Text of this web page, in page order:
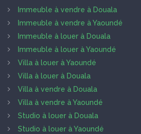
Immeuble à vendre à Douala
Immeuble à vendre à Yaoundé
Immeuble à louer à Douala
Immeuble à louer à Yaoundé
Villa à louer à Yaoundé
Villa à louer à Douala
Villa à vendre à Douala
Villa à vendre à Yaoundé
Studio à louer à Douala
Studio à louer à Yaoundé